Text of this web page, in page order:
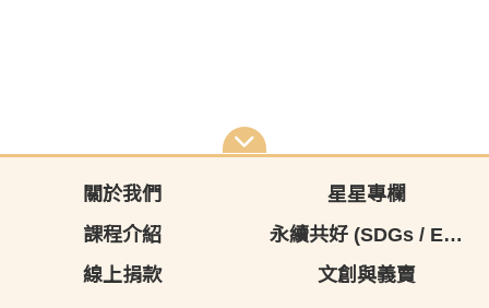
關於我們
星星專欄
課程介紹
永續共好 (SDGs / ESG)
線上捐款
文創與義賣